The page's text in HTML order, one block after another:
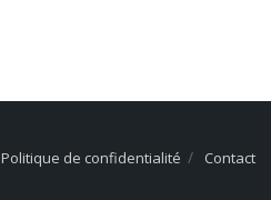
Politique de confidentialité Contact